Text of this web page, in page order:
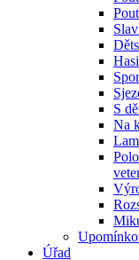
S
Na
Úřad